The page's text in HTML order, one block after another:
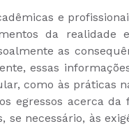
e
da realidade
as
essas
como às práticas
egressos acerca da
necessário, às